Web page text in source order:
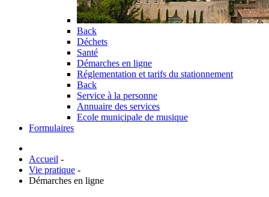
Back
Déchets
Santé
Démarches en ligne
Réglementation et tarifs du stationnement
Back
Service à la personne
Annuaire des services
Ecole municipale de musique
Formulaires
Accueil -
Vie pratique -
Démarches en ligne